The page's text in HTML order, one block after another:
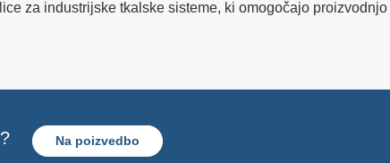
za industrijske tkalske sisteme, ki omogočajo
Na poizvedbo